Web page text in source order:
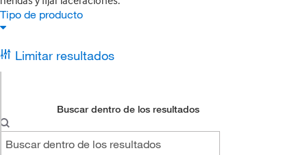
Tipo de producto
Limitar resultados
Buscar dentro de los resultados